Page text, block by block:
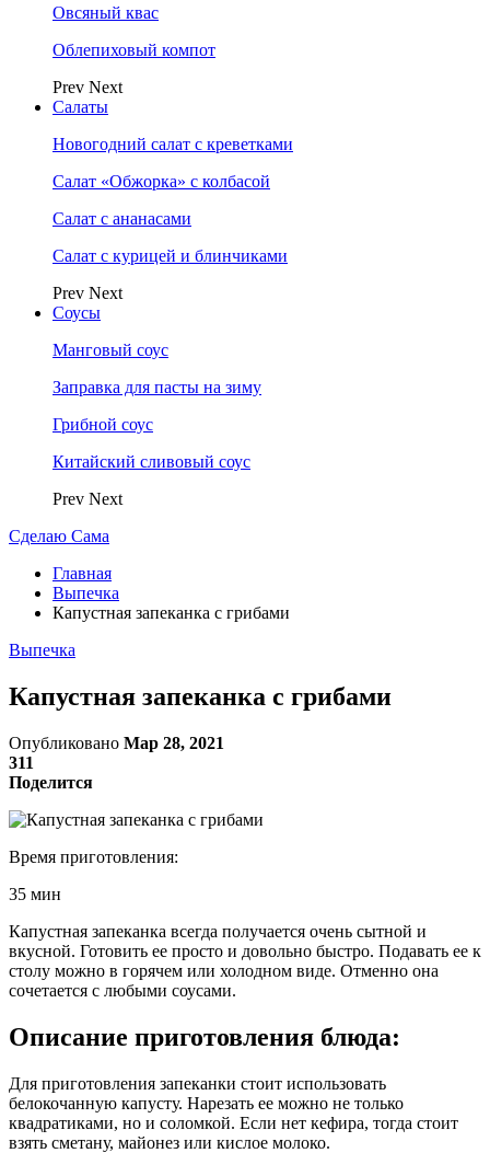
Овсяный квас
Облепиховый компот
Prev Next
Салаты
Новогодний салат с креветками
Салат «Обжорка» с колбасой
Салат с ананасами
Салат с курицей и блинчиками
Prev Next
Соусы
Манговый соус
Заправка для пасты на зиму
Грибной соус
Китайский сливовый соус
Prev Next
Сделаю Сама
Главная
Выпечка
Капустная запеканка с грибами
Выпечка
Капустная запеканка с грибами
Опубликовано Мар 28, 2021
311
Поделится
Время приготовления:
35 мин
Капустная запеканка всегда получается очень сытной и
вкусной. Готовить ее просто и довольно быстро. Подавать ее к
столу можно в горячем или холодном виде. Отменно она
сочетается с любыми соусами.
Описание приготовления блюда:
Для приготовления запеканки стоит использовать
белокочанную капусту. Нарезать ее можно не только
квадратиками, но и соломкой. Если нет кефира, тогда стоит
взять сметану, майонез или кислое молоко.